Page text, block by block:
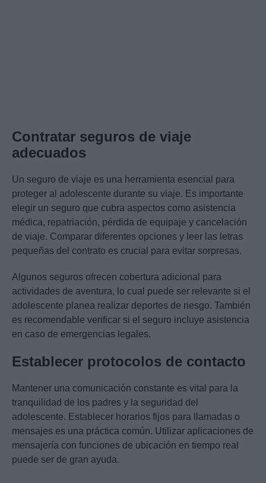
Contratar seguros de viaje
adecuados
Un seguro de viaje es una herramienta esencial para
proteger al adolescente durante su viaje. Es importante
elegir un seguro que cubra aspectos como asistencia
médica, repatriación, pérdida de equipaje y cancelación
de viaje. Comparar diferentes opciones y leer las letras
pequeñas del contrato es crucial para evitar sorpresas.
Algunos seguros ofrecen cobertura adicional para
actividades de aventura, lo cual puede ser relevante si el
adolescente planea realizar deportes de riesgo. También
es recomendable verificar si el seguro incluye asistencia
en caso de emergencias legales.
Establecer protocolos de contacto
Mantener una comunicación constante es vital para la
tranquilidad de los padres y la seguridad del
adolescente. Establecer horarios fijos para llamadas o
mensajes es una práctica común. Utilizar aplicaciones de
mensajería con funciones de ubicación en tiempo real
puede ser de gran ayuda.